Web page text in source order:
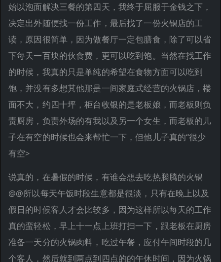
始以泡面解决三餐的第四天，我终于屈服于金钱之下，
决定出外随便找一份工作，最后找了一份火锅店的工
读，原因很简单，因为做餐厅一定包膳食，除了可以省
下每天一百块的伙食费，更可以吃到饱。当然在找工作
的时候，我真的只是单纯的希望在食物方面可以吃到
饱，并没有多想其他那是一间家庭式经营的火锅店，楼
面不大，约四十坪，柜台收银的是老板娘，而老板则负
责厨房，负责外场的有我以及另一个女生，而老板的儿
子在有空的时候也会来帮忙一下，但他儿子真的“很少
有空>
说真的，在暑假的时候，有谁会想去吃热腾腾的火锅
@@所以每天午饭时段生意都是很淡，只有在晚上以及
假日的时候客人才会比较多，因为这样所以每天的工作
真的蛮轻松，早上十一点上班打扫一下，跟老板在厨房
准备一天分的火锅肉料，吃过午餐，应付午间时段的几
个客人，然后就到两点到四点的的午休时间，因为火锅